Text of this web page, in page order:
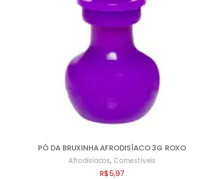
PÓ DA BRUXINHA AFRODISÍACO 3G ROXO
Afrodisíacos, Comestíveis
R$5,97